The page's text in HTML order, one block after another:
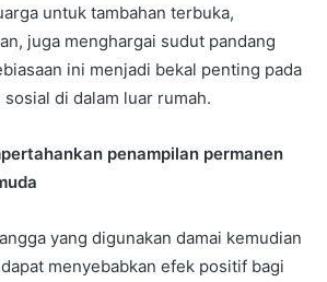
untuk tambahan terbuka,
juga menghargai sudut pandang
ini menjadi bekal penting pada
di dalam luar rumah.
penampilan permanen
yang digunakan damai kemudian
menyebabkan efek positif bagi